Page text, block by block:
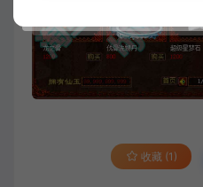
收藏 (1)